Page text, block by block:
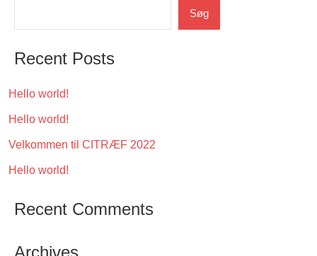
Søg
Recent Posts
Hello world!
Hello world!
Velkommen til CITRÆF 2022
Hello world!
Recent Comments
Archives